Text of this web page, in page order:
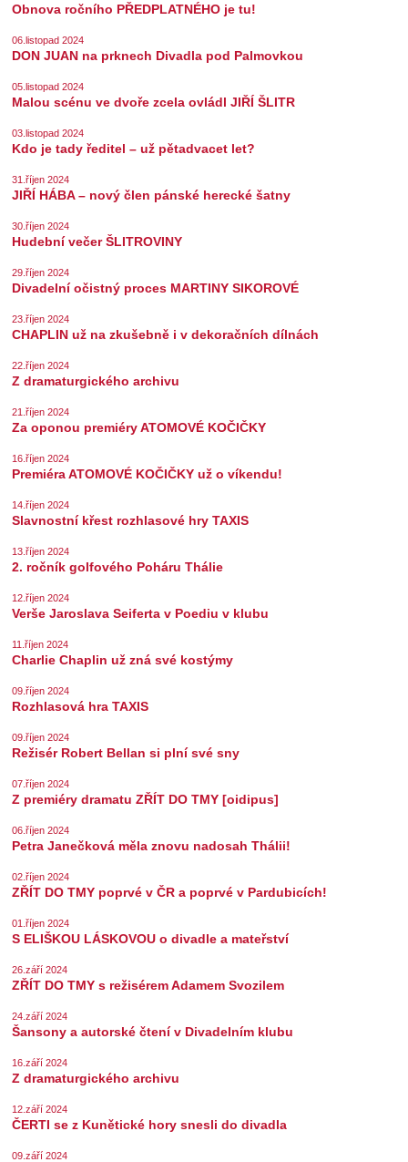
Obnova ročního PŘEDPLATNÉHO je tu!
06.listopad 2024
DON JUAN na prknech Divadla pod Palmovkou
05.listopad 2024
Malou scénu ve dvoře zcela ovládl JIŘÍ ŠLITR
03.listopad 2024
Kdo je tady ředitel – už pětadvacet let?
31.říjen 2024
JIŘÍ HÁBA – nový člen pánské herecké šatny
30.říjen 2024
Hudební večer ŠLITROVINY
29.říjen 2024
Divadelní očistný proces MARTINY SIKOROVÉ
23.říjen 2024
CHAPLIN už na zkušebně i v dekoračních dílnách
22.říjen 2024
Z dramaturgického archivu
21.říjen 2024
Za oponou premiéry ATOMOVÉ KOČIČKY
16.říjen 2024
Premiéra ATOMOVÉ KOČIČKY už o víkendu!
14.říjen 2024
Slavnostní křest rozhlasové hry TAXIS
13.říjen 2024
2. ročník golfového Poháru Thálie
12.říjen 2024
Verše Jaroslava Seiferta v Poediu v klubu
11.říjen 2024
Charlie Chaplin už zná své kostýmy
09.říjen 2024
Rozhlasová hra TAXIS
09.říjen 2024
Režisér Robert Bellan si plní své sny
07.říjen 2024
Z premiéry dramatu ZŘÍT DO TMY [oidipus]
06.říjen 2024
Petra Janečková měla znovu nadosah Thálii!
02.říjen 2024
ZŘÍT DO TMY poprvé v ČR a poprvé v Pardubicích!
01.říjen 2024
S ELIŠKOU LÁSKOVOU o divadle a mateřství
26.září 2024
ZŘÍT DO TMY s režisérem Adamem Svozilem
24.září 2024
Šansony a autorské čtení v Divadelním klubu
16.září 2024
Z dramaturgického archivu
12.září 2024
ČERTI se z Kunětické hory snesli do divadla
09.září 2024